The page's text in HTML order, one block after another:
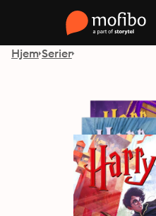
Hjem Serier